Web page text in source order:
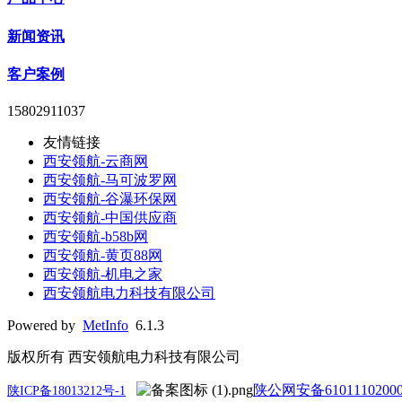
新闻资讯
客户案例
15802911037
友情链接
西安领航-云商网
西安领航-马可波罗网
西安领航-谷瀑环保网
西安领航-中国供应商
西安领航-b58b网
西安领航-黄页88网
西安领航-机电之家
西安领航电力科技有限公司
Powered by MetInfo 6.1.3
版权所有 西安领航电力科技有限公司
陕ICP备18013212号-1 陕公网安备